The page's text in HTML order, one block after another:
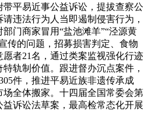
平易近事公益诉讼，提拔查察公
违法行为人当即遏制侵害行为，
门商家冒用“盐池滩羊”“泾源黄
传的问题，招募损害判定、食物
者21名，通过类案监视强化行迹
轨制价值。跟进督办沉点案件，
件，推进平易近族非遗传承成
全体搬家。十四届全国常委会第
诉讼法草案，最高检常态化开展